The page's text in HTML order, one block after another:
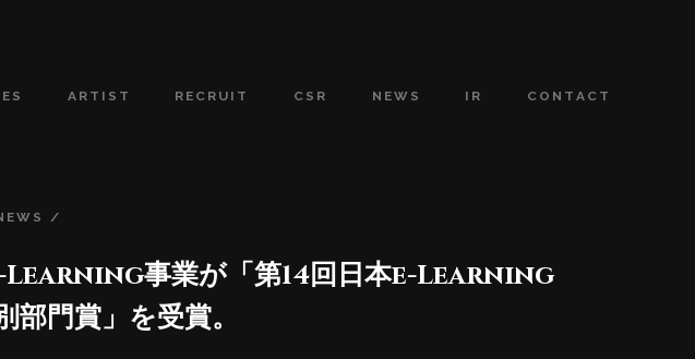
ARTIST RECRUIT CSR NEWS IR CONTACT
Learning事業が「第14回日本e-Learning
門賞」を受賞。